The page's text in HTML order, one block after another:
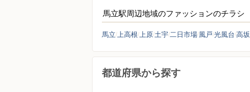
馬立駅周辺地域のファッションのチラシ
馬立 上高根 上原 土宇 二日市場 風戸 光風台 高坂
都道府県から探す